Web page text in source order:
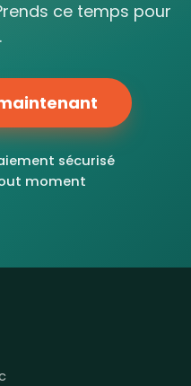
ce temps pour
sécurisé
moment